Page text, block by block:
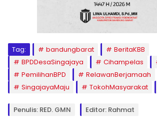
Tag: bandungbarat
BeritaKBB
BPDDesaSingajaya
Cihampelas
PemilihanBPD
RelawanBerjamaah
SingajayaMaju
TokohMasyarakat
Penulis: RED. GMN Editor: Rahmat